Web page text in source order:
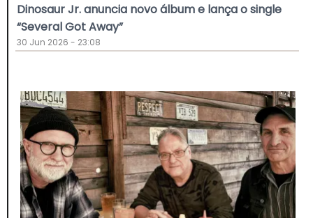
Dinosaur Jr. anuncia novo álbum e lança o single
“Several Got Away”
30 Jun 2026 - 23:08